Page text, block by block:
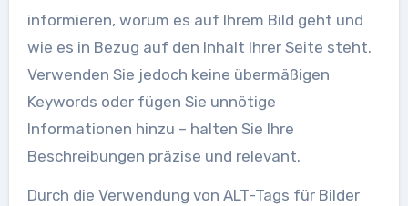
informieren, worum es auf Ihrem Bild geht und
wie es in Bezug auf den Inhalt Ihrer Seite steht.
Verwenden Sie jedoch keine übermäßigen
Keywords oder fügen Sie unnötige
Informationen hinzu – halten Sie Ihre
Beschreibungen präzise und relevant.
Durch die Verwendung von ALT-Tags für Bilder